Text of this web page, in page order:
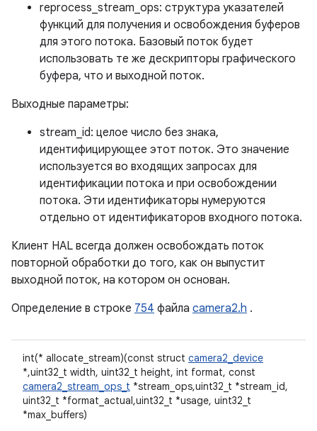
reprocess_stream_ops: структура указателей
функций для получения и освобождения буферов
для этого потока. Базовый поток будет
использовать те же дескрипторы графического
буфера, что и выходной поток.
Выходные параметры:
stream_id: целое число без знака,
идентифицирующее этот поток. Это значение
используется во входящих запросах для
идентификации потока и при освобождении
потока. Эти идентификаторы нумеруются
отдельно от идентификаторов входного потока.
Клиент HAL всегда должен освобождать поток
повторной обработки до того, как он выпустит
выходной поток, на котором он основан.
Определение в строке 754 файла camera2.h .
int(* allocate_stream)(const struct camera2_device
*,uint32_t width, uint32_t height, int format, const
camera2_stream_ops_t *stream_ops,uint32_t *stream_id,
uint32_t *format_actual,uint32_t *usage, uint32_t
*max_buffers)